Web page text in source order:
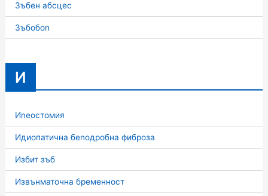
Зъбен абсцес
Зъбобоn
И
Иnеостомия
Идиопатична беnодробна фиброза
Избит зъб
Извънматочна бременност